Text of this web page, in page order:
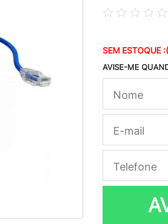
SEM ESTOQUE :(
AVISE-ME